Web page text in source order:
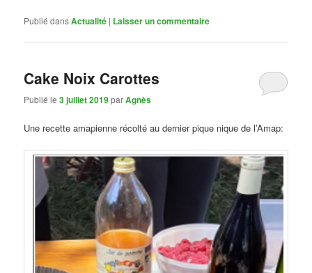
Publié dansActualité | Laisser un commentaire
Cake Noix Carottes
Publié le3 juillet 2019parAgnès
Une recette amapienne récolté au dernier pique nique de l’Amap: